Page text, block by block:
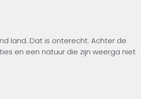
land. Dat is onterecht. Achter de
en een natuur die zijn weerga niet
van vroege nederzettingen
volksgebruiken en muziek tot de taal